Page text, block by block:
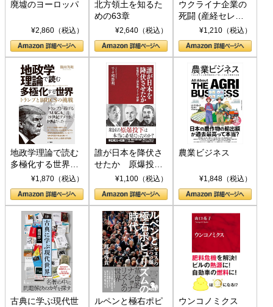
廃墟のヨーロッパ
¥2,860（税込）
北方領土を知るた
めの63章
¥2,640（税込）
ウクライナ企業の
死闘 (産経セレク
ト S 039)¥1,210（税込）
地政学理論で読む
多極化する世界：
トランプとBRICS
の挑戦
¥1,870（税込）
誰が日本を降伏さ
せたか 原爆投
下、ソ連参戦、そ
して聖断 (PHP新
書)
¥1,100（税込）
農業ビジネス
¥1,848（税込）
古典に学ぶ現代世
ルペンと極右ポピ
ウンコノミクス